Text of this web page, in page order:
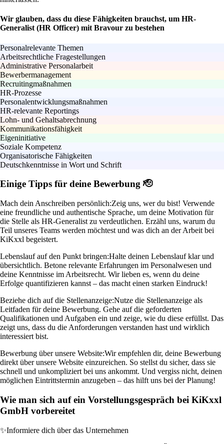
Wir glauben, dass du diese Fähigkeiten brauchst, um HR-
Generalist (HR Officer) mit Bravour zu bestehen
Personalrelevante Themen
Arbeitsrechtliche Fragestellungen
Administrative Personalarbeit
Bewerbermanagement
Recruitingmaßnahmen
HR-Prozesse
Personalentwicklungsmaßnahmen
HR-relevante Reportings
Lohn- und Gehaltsabrechnung
Kommunikationsfähigkeit
Eigeninitiative
Soziale Kompetenz
Organisatorische Fähigkeiten
Deutschkenntnisse in Wort und Schrift
Einige Tipps für deine Bewerbung 🫡
Mach dein Anschreiben persönlich:Zeig uns, wer du bist! Verwende
eine freundliche und authentische Sprache, um deine Motivation für
die Stelle als HR-Generalist zu verdeutlichen. Erzähl uns, warum du
Teil unseres Teams werden möchtest und was dich an der Arbeit bei
KiKxxl begeistert.
Lebenslauf auf den Punkt bringen:Halte deinen Lebenslauf klar und
übersichtlich. Betone relevante Erfahrungen im Personalwesen und
deine Kenntnisse im Arbeitsrecht. Wir lieben es, wenn du deine
Erfolge quantifizieren kannst – das macht einen starken Eindruck!
Beziehe dich auf die Stellenanzeige:Nutze die Stellenanzeige als
Leitfaden für deine Bewerbung. Gehe auf die geforderten
Qualifikationen und Aufgaben ein und zeige, wie du diese erfüllst. Das
zeigt uns, dass du die Anforderungen verstanden hast und wirklich
interessiert bist.
Bewerbung über unsere Website:Wir empfehlen dir, deine Bewerbung
direkt über unsere Website einzureichen. So stellst du sicher, dass sie
schnell und unkompliziert bei uns ankommt. Und vergiss nicht, deinen
möglichen Eintrittstermin anzugeben – das hilft uns bei der Planung!
Wie man sich auf ein Vorstellungsgespräch bei KiKxxl
GmbH vorbereitet
✨Informiere dich über das Unternehmen